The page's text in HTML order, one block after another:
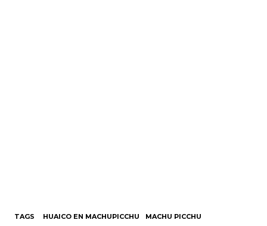
TAGS HUAICO EN MACHUPICCHU MACHU PICCHU